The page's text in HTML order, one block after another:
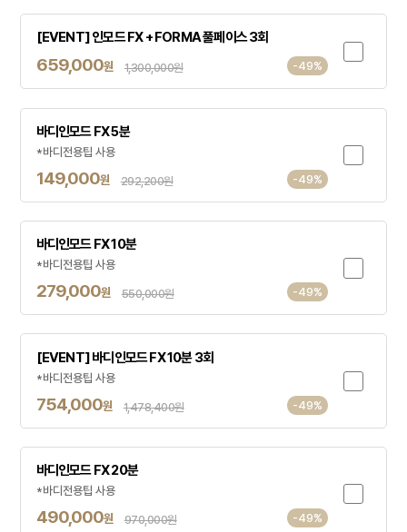
[EVENT] 인모드 FX + FORMA 풀페이스 3회
659,000원 1,300,000원 -49%
바디인모드 FX 5분
*바디전용팁 사용
149,000원 292,200원 -49%
바디인모드 FX 10분
*바디전용팁 사용
279,000원 550,000원 -49%
[EVENT] 바디인모드 FX 10분 3회
*바디전용팁 사용
754,000원 1,478,400원 -49%
바디인모드 FX 20분
*바디전용팁 사용
490,000원 970,000원 -49%